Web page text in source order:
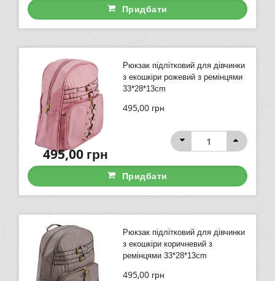
Придбати
Рюкзак підлітковий для дівчинки
з екошкіри рожевий з ремінцями
33*28*13cm
495,00 грн
495,00грн
Придбати
Рюкзак підлітковий для дівчинки
з екошкіри коричневий з
ремінцями 33*28*13cm
495,00 грн